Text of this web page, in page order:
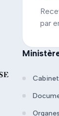
par
Cabinet